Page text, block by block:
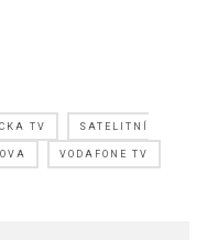
TV SATELITNÍ
VODAFONE TV